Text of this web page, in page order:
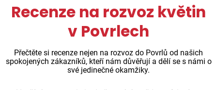
Recenze na rozvoz květin
v Povrlech
Přečtěte si recenze nejen na rozvoz do Povrlů od našich
spokojených zákazníků, kteří nám důvěřují a dělí se s námi o
své jedinečné okamžiky.